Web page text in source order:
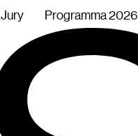
Jury Programma 2026